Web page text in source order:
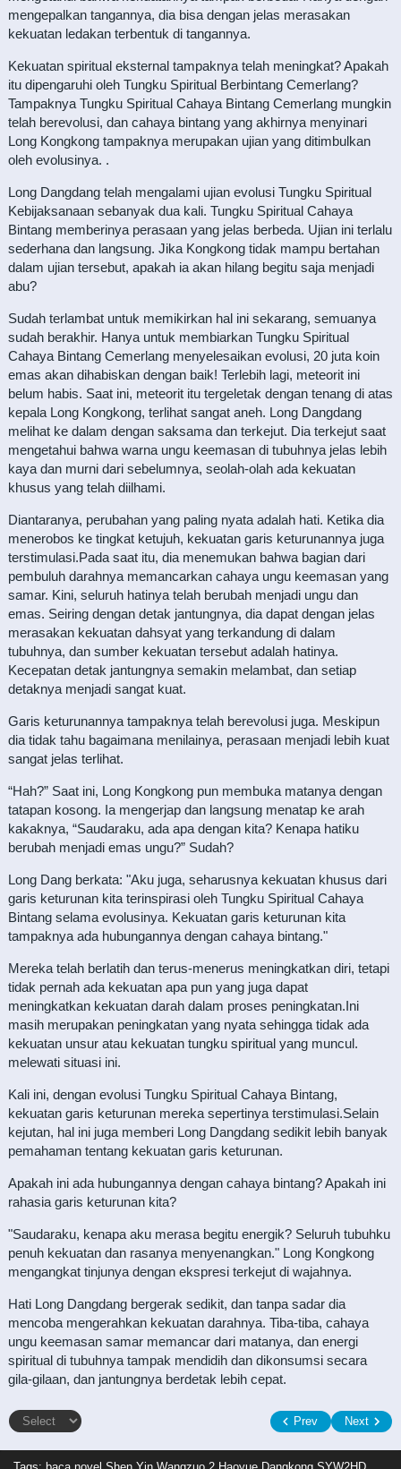
mengepalkan tangannya, dia bisa dengan jelas merasakan
kekuatan ledakan terbentuk di tangannya.
Kekuatan spiritual eksternal tampaknya telah meningkat? Apakah
itu dipengaruhi oleh Tungku Spiritual Berbintang Cemerlang?
Tampaknya Tungku Spiritual Cahaya Bintang Cemerlang mungkin
telah berevolusi, dan cahaya bintang yang akhirnya menyinari
Long Kongkong tampaknya merupakan ujian yang ditimbulkan
oleh evolusinya. .
Long Dangdang telah mengalami ujian evolusi Tungku Spiritual
Kebijaksanaan sebanyak dua kali. Tungku Spiritual Cahaya
Bintang memberinya perasaan yang jelas berbeda. Ujian ini terlalu
sederhana dan langsung. Jika Kongkong tidak mampu bertahan
dalam ujian tersebut, apakah ia akan hilang begitu saja menjadi
abu?
Sudah terlambat untuk memikirkan hal ini sekarang, semuanya
sudah berakhir. Hanya untuk membiarkan Tungku Spiritual
Cahaya Bintang Cemerlang menyelesaikan evolusi, 20 juta koin
emas akan dihabiskan dengan baik! Terlebih lagi, meteorit ini
belum habis. Saat ini, meteorit itu tergeletak dengan tenang di atas
kepala Long Kongkong, terlihat sangat aneh. Long Dangdang
melihat ke dalam dengan saksama dan terkejut. Dia terkejut saat
mengetahui bahwa warna ungu keemasan di tubuhnya jelas lebih
kaya dan murni dari sebelumnya, seolah-olah ada kekuatan
khusus yang telah diilhami.
Diantaranya, perubahan yang paling nyata adalah hati. Ketika dia
menerobos ke tingkat ketujuh, kekuatan garis keturunannya juga
terstimulasi.Pada saat itu, dia menemukan bahwa bagian dari
pembuluh darahnya memancarkan cahaya ungu keemasan yang
samar. Kini, seluruh hatinya telah berubah menjadi ungu dan
emas. Seiring dengan detak jantungnya, dia dapat dengan jelas
merasakan kekuatan dahsyat yang terkandung di dalam
tubuhnya, dan sumber kekuatan tersebut adalah hatinya.
Kecepatan detak jantungnya semakin melambat, dan setiap
detaknya menjadi sangat kuat.
Garis keturunannya tampaknya telah berevolusi juga. Meskipun
dia tidak tahu bagaimana menilainya, perasaan menjadi lebih kuat
sangat jelas terlihat.
“Hah?” Saat ini, Long Kongkong pun membuka matanya dengan
tatapan kosong. Ia mengerjap dan langsung menatap ke arah
kakaknya, “Saudaraku, ada apa dengan kita? Kenapa hatiku
berubah menjadi emas ungu?” Sudah?
Long Dang berkata: "Aku juga, seharusnya kekuatan khusus dari
garis keturunan kita terinspirasi oleh Tungku Spiritual Cahaya
Bintang selama evolusinya. Kekuatan garis keturunan kita
tampaknya ada hubungannya dengan cahaya bintang."
Mereka telah berlatih dan terus-menerus meningkatkan diri, tetapi
tidak pernah ada kekuatan apa pun yang juga dapat
meningkatkan kekuatan darah dalam proses peningkatan.Ini
masih merupakan peningkatan yang nyata sehingga tidak ada
kekuatan unsur atau kekuatan tungku spiritual yang muncul.
melewati situasi ini.
Kali ini, dengan evolusi Tungku Spiritual Cahaya Bintang,
kekuatan garis keturunan mereka sepertinya terstimulasi.Selain
kejutan, hal ini juga memberi Long Dangdang sedikit lebih banyak
pemahaman tentang kekuatan garis keturunan.
Apakah ini ada hubungannya dengan cahaya bintang? Apakah ini
rahasia garis keturunan kita?
"Saudaraku, kenapa aku merasa begitu energik? Seluruh tubuhku
penuh kekuatan dan rasanya menyenangkan." Long Kongkong
mengangkat tinjunya dengan ekspresi terkejut di wajahnya.
Hati Long Dangdang bergerak sedikit, dan tanpa sadar dia
mencoba mengerahkan kekuatan darahnya. Tiba-tiba, cahaya
ungu keemasan samar memancar dari matanya, dan energi
spiritual di tubuhnya tampak mendidih dan dikonsumsi secara
gila-gilaan, dan jantungnya berdetak lebih cepat.
Prev Next